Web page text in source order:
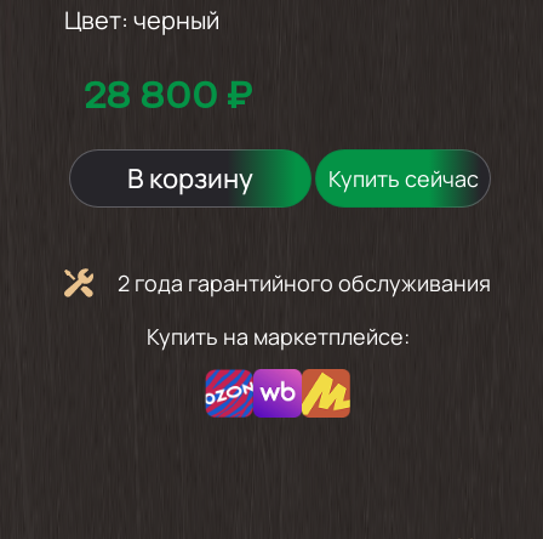
Цвет: черный
28 800 ₽
В корзину Купить сейчас
2 года гарантийного обслуживания
Купить на маркетплейсе: